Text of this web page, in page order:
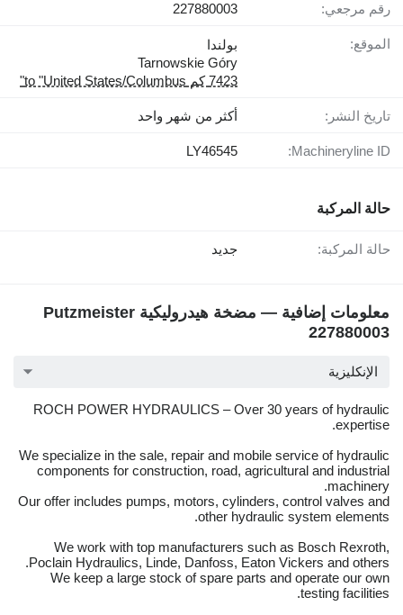
رقم مرجعي: 227880003
الموقع:
بولندا
Tarnowskie Góry
7423 كم to "United States/Columbus"
تاريخ النشر: أكثر من شهر واحد
Machineryline ID:
LY46545
حالة المركبة
حالة المركبة: جديد
معلومات إضافية — مضخة هيدروليكية Putzmeister
227880003
الإنكليزية
ROCH POWER HYDRAULICS – Over 30 years of hydraulic
expertise.
We specialize in the sale, repair and mobile service of hydraulic
components for construction, road, agricultural and industrial
machinery.
Our offer includes pumps, motors, cylinders, control valves and
other hydraulic system elements.
We work with top manufacturers such as Bosch Rexroth,
Poclain Hydraulics, Linde, Danfoss, Eaton Vickers and others.
We keep a large stock of spare parts and operate our own
testing facilities.